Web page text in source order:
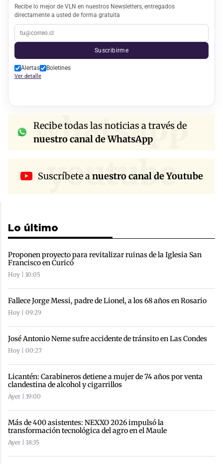
Recibe lo mejor de VLN en nuestros Newsletters, entregados
directamente a usted de forma gratuita
Suscribirme
Alertas Boletines
Ver detalle
whatsapp
Recibe todas las noticias a través de
nuestro canal de WhatsApp
youtube
Suscríbete anuestro canal de Youtube
Lo último
Proponen proyecto para revitalizar ruinas de la Iglesia San
Francisco en Curicó
Hoy | 10:05
Fallece Jorge Messi, padre de Lionel, a los 68 años en Rosario
Hoy | 09:29
José Antonio Neme sufre accidente de tránsito en Las Condes
Hoy | 00:27
Licantén: Carabineros detiene a mujer de 74 años por venta
clandestina de alcohol y cigarrillos
Ayer | 19:00
Más de 400 asistentes: NEXXO 2026 impulsó la
transformación tecnológica del agro en el Maule
Ayer | 18:35